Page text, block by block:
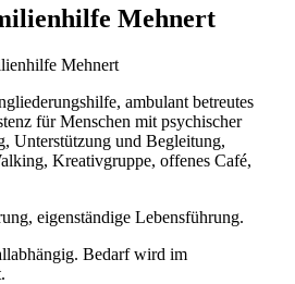
Mehnert
Mehnert
ambulant betreutes
für Menschen mit psychischer
Unterstützung und Begleitung,
Kreativgruppe, offenes Café,
eigenständige Lebensführung.
Bedarf wird im